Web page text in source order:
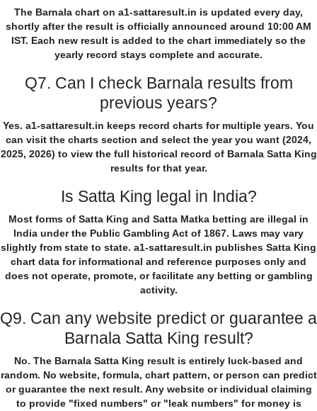
The Barnala chart on a1-sattaresult.in is updated every day,
shortly after the result is officially announced around 10:00 AM
IST. Each new result is added to the chart immediately so the
yearly record stays complete and accurate.
Q7. Can I check Barnala results from
previous years?
Yes. a1-sattaresult.in keeps record charts for multiple years. You
can visit the charts section and select the year you want (2024,
2025, 2026) to view the full historical record of Barnala Satta King
results for that year.
Is Satta King legal in India?
Most forms of Satta King and Satta Matka betting are illegal in
India under the Public Gambling Act of 1867. Laws may vary
slightly from state to state. a1-sattaresult.in publishes Satta King
chart data for informational and reference purposes only and
does not operate, promote, or facilitate any betting or gambling
activity.
Q9. Can any website predict or guarantee a
Barnala Satta King result?
No. The Barnala Satta King result is entirely luck-based and
random. No website, formula, chart pattern, or person can predict
or guarantee the next result. Any website or individual claiming
to provide "fixed numbers" or "leak numbers" for money is